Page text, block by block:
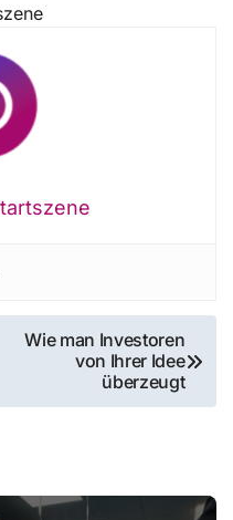
Wie man Investoren
von Ihrer Idee
überzeugt